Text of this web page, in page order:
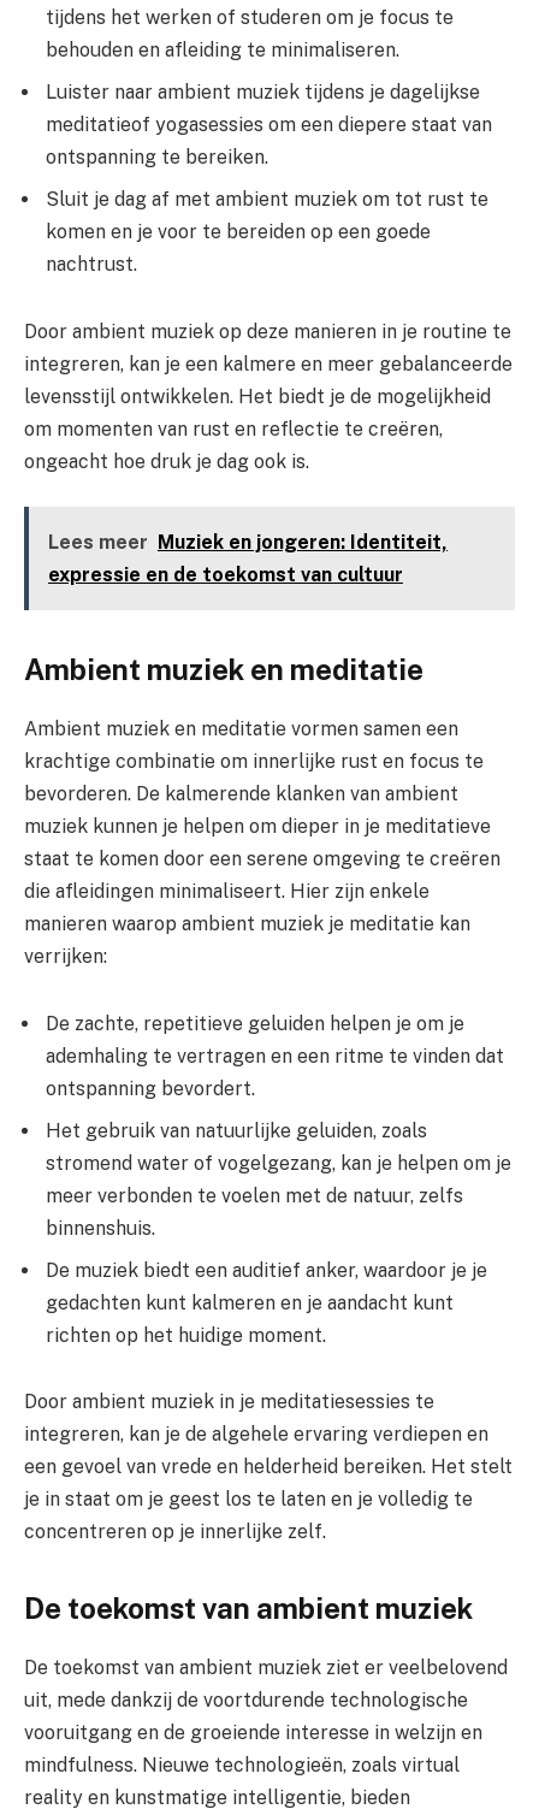
tijdens het werken of studeren om je focus te
behouden en afleiding te minimaliseren.
Luister naar ambient muziek tijdens je dagelijkse
meditatieof yogasessies om een diepere staat van
ontspanning te bereiken.
Sluit je dag af met ambient muziek om tot rust te
komen en je voor te bereiden op een goede
nachtrust.
Door ambient muziek op deze manieren in je routine te
integreren, kan je een kalmere en meer gebalanceerde
levensstijl ontwikkelen. Het biedt je de mogelijkheid
om momenten van rust en reflectie te creëren,
ongeacht hoe druk je dag ook is.
Lees meer Muziek en jongeren: Identiteit,
expressie en de toekomst van cultuur
Ambient muziek en meditatie
Ambient muziek en meditatie vormen samen een
krachtige combinatie om innerlijke rust en focus te
bevorderen. De kalmerende klanken van ambient
muziek kunnen je helpen om dieper in je meditatieve
staat te komen door een serene omgeving te creëren
die afleidingen minimaliseert. Hier zijn enkele
manieren waarop ambient muziek je meditatie kan
verrijken:
De zachte, repetitieve geluiden helpen je om je
ademhaling te vertragen en een ritme te vinden dat
ontspanning bevordert.
Het gebruik van natuurlijke geluiden, zoals
stromend water of vogelgezang, kan je helpen om je
meer verbonden te voelen met de natuur, zelfs
binnenshuis.
De muziek biedt een auditief anker, waardoor je je
gedachten kunt kalmeren en je aandacht kunt
richten op het huidige moment.
Door ambient muziek in je meditatiesessies te
integreren, kan je de algehele ervaring verdiepen en
een gevoel van vrede en helderheid bereiken. Het stelt
je in staat om je geest los te laten en je volledig te
concentreren op je innerlijke zelf.
De toekomst van ambient muziek
De toekomst van ambient muziek ziet er veelbelovend
uit, mede dankzij de voortdurende technologische
vooruitgang en de groeiende interesse in welzijn en
mindfulness. Nieuwe technologieën, zoals virtual
reality en kunstmatige intelligentie, bieden